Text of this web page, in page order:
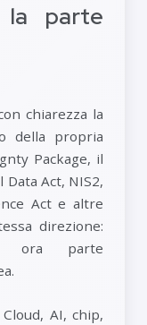
la parte
chiarezza la
della propria
Package, il
Act, NIS2,
Act e altre
direzione:
ora parte
AI, chip,